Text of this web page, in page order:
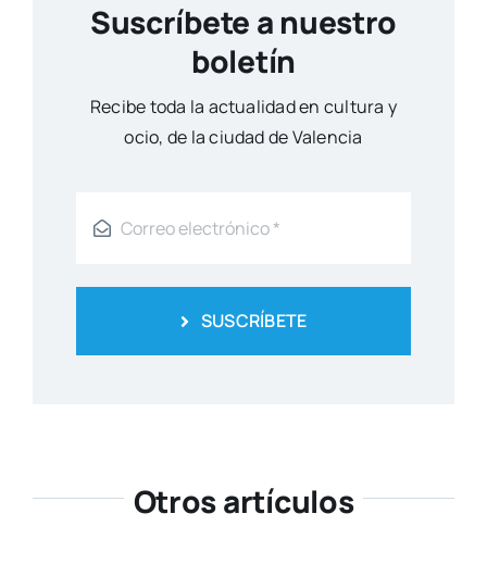
Suscríbete a nuestro
boletín
Reci­be toda la actua­li­dad en cul­tu­ra y
ocio, de la ciu­dad de Valen­cia
SUSCRÍBETE
Otros artículos